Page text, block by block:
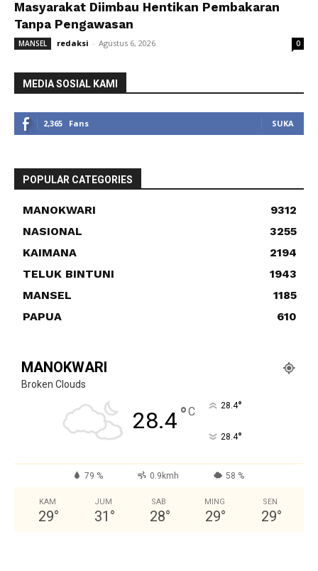
Masyarakat Diimbau Hentikan Pembakaran
Tanpa Pengawasan
MANSEL redaksi - Agustus 6, 2026 0
MEDIA SOSIAL KAMI
2,365 Fans SUKA
POPULAR CATEGORIES
MANOKWARI
9312
NASIONAL
3255
KAIMANA
2194
TELUK BINTUNI
1943
MANSEL
1185
PAPUA
610
MANOKWARI
Broken Clouds
28.4°C 28.4°
28.4°
79 % 0.9kmh 58 %
KAM
29°
JUM
31 °
SAB
28°
MING
29°
SEN
29°